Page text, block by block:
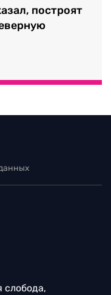
построят
слобода,